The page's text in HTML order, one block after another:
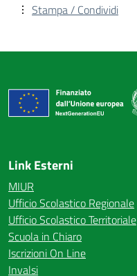
Stampa / Condividi
Link Esterni
MIUR
Ufficio Scolastico Regionale
Ufficio Scolastico Territoriale
Scuola in Chiaro
Iscrizioni On Line
Invalsi